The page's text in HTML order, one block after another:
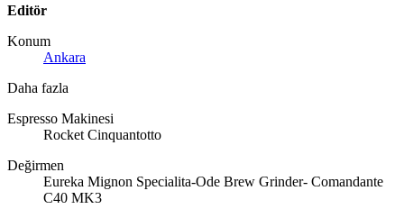
Editör
Konum
Ankara
Daha fazla
Espresso Makinesi
Rocket Cinquantotto
Değirmen
Eureka Mignon Specialita-Ode Brew Grinder- Comandante
C40 MK3